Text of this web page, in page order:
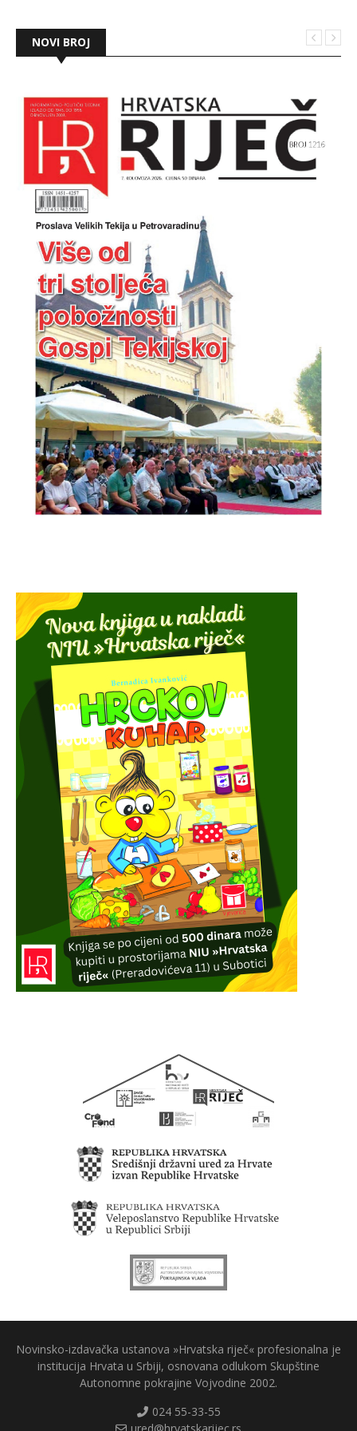
NOVI BROJ
Novinsko-izdavačka ustanova »Hrvatska riječ« profesionalna je
institucija Hrvata u Srbiji, osnovana odlukom Skupštine
Autonomne pokrajine Vojvodine 2002.
024 55-33-55